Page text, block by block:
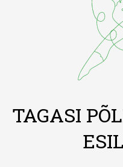
TAGASI